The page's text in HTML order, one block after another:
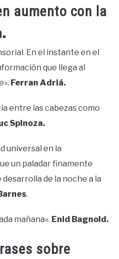
aumento con la
En el instante en el
que llega al
Ferran Adriá.
entre las cabezas como
Spinoza.
universal en la
un paladar finamente
de la noche a la
.
mañana». Enid Bagnold.
sobre